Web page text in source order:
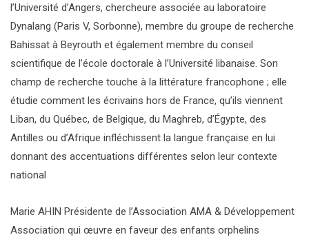
l’Université d’Angers, chercheure associée au laboratoire
Dynalang (Paris V, Sorbonne), membre du groupe de recherche
Bahissat à Beyrouth et également membre du conseil
scientifique de l’école doctorale à l’Université libanaise. Son
champ de recherche touche à la littérature francophone ; elle
étudie comment les écrivains hors de France, qu’ils viennent
Liban, du Québec, de Belgique, du Maghreb, d’Égypte, des
Antilles ou d’Afrique infléchissent la langue française en lui
donnant des accentuations différentes selon leur contexte
national
Marie AHIN Présidente de l’Association AMA & Développement
Association qui œuvre en faveur des enfants orphelins